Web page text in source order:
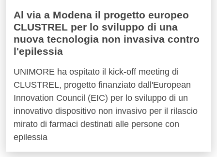
Al via a Modena il progetto europeo
CLUSTREL per lo sviluppo di una
nuova tecnologia non invasiva contro
l'epilessia
UNIMORE ha ospitato il kick-off meeting di
CLUSTREL, progetto finanziato dall'European
Innovation Council (EIC) per lo sviluppo di un
innovativo dispositivo non invasivo per il rilascio
mirato di farmaci destinati alle persone con
epilessia